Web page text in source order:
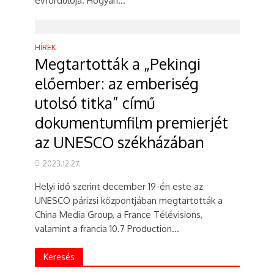
HÍREK
Megtartották a „Pekingi
előember: az emberiség
utolsó titka” című
dokumentumfilm premierjét
az UNESCO székházában
2023.12.27.
Helyi idő szerint december 19-én este az
UNESCO párizsi központjában megtartották a
China Media Group, a France Télévisions,
valamint a francia 10.7 Production...
Keresés